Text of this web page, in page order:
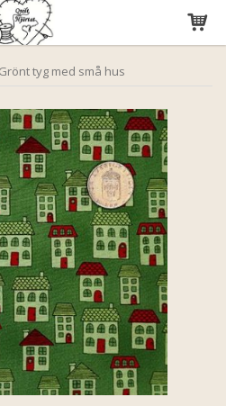
tillagd i varukorgen
Grönt tyg med små hus